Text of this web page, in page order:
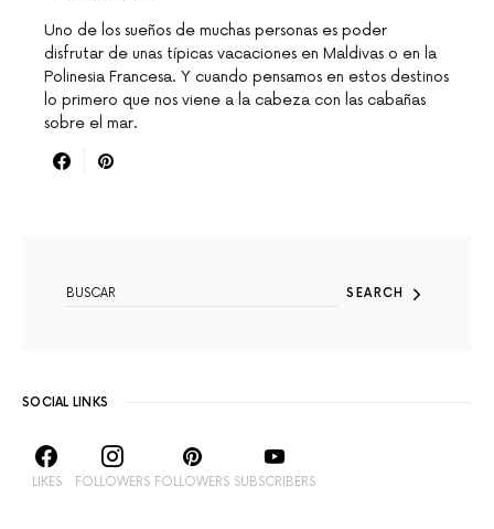
Uno de los sueños de muchas personas es poder
disfrutar de unas típicas vacaciones en Maldivas o en la
Polinesia Francesa. Y cuando pensamos en estos destinos
lo primero que nos viene a la cabeza con las cabañas
sobre el mar.
SEARCH
SOCIAL LINKS
LIKES FOLLOWERS FOLLOWERS SUBSCRIBERS